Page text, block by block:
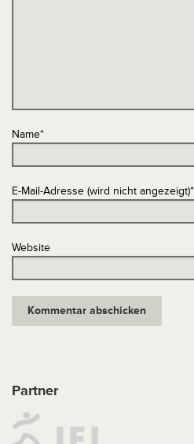
Name*
E-Mail-Adresse (wird nicht angezeigt)*
Website
Partner